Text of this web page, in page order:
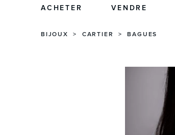
ACHETER VENDRE
BIJOUX > CARTIER > BAGUES